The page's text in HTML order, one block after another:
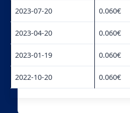
2023-07-20 0.060€
2023-04-20 0.060€
2023-01-19 0.060€
2022-10-20 0.060€